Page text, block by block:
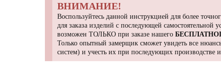
ВНИМАНИЕ!
Воспользуйтесь данной инструкцией для более
для заказа изделий с последующей
возможен ТОЛЬКО при заказе нашего
Только опытный замерщик сможет увидеть все
систем) и учесть их при последующих производстве